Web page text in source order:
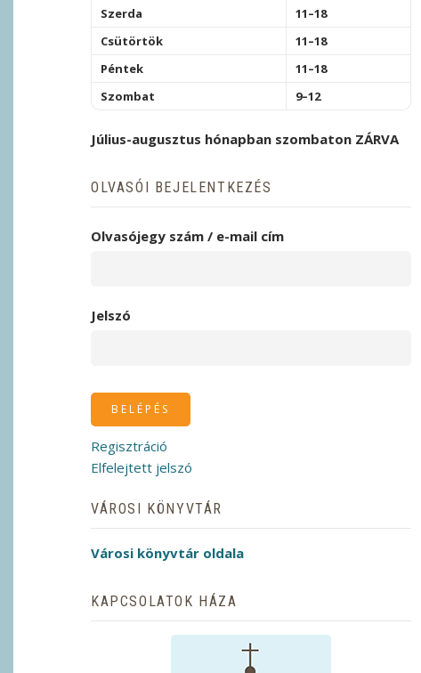
Szerda
11–18
Csütörtök
11–18
Péntek
11–18
Szombat
9–12
Július-augusztus hónapban szombaton ZÁRVA
OLVASÓI BEJELENTKEZÉS
Olvasójegy szám / e-mail cím
Jelszó
Regisztráció
Elfelejtett jelszó
VÁROSI KÖNYVTÁR
Városi könyvtár oldala
KAPCSOLATOK HÁZA